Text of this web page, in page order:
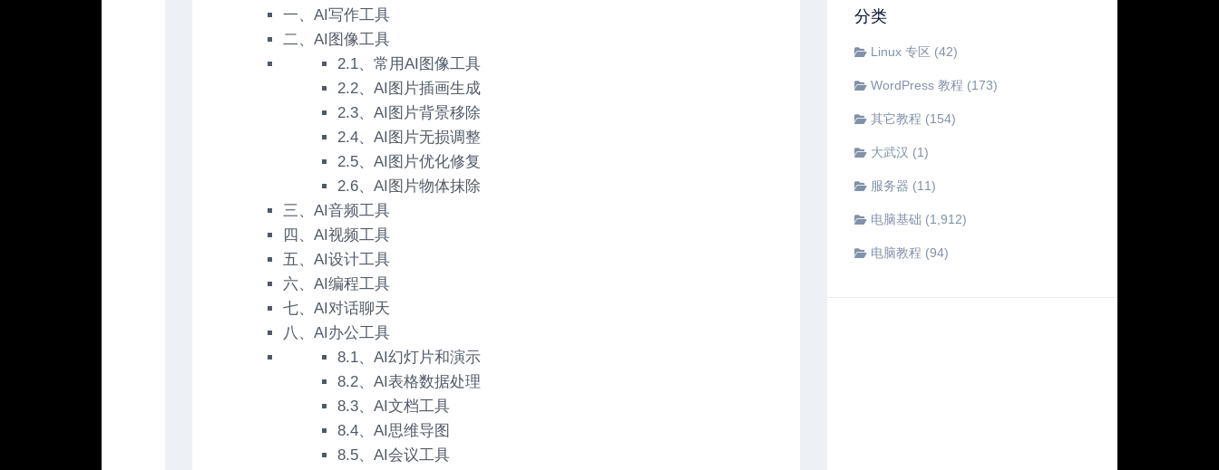
分类
Linux 专区 (42)
WordPress 教程 (173)
其它教程 (154)
大武汉 (1)
服务器 (11)
电脑基础 (1,912)
电脑教程 (94)
一、AI写作工具
二、AI图像工具
2.1、常用AI图像工具
2.2、AI图片插画生成
2.3、AI图片背景移除
2.4、AI图片无损调整
2.5、AI图片优化修复
2.6、AI图片物体抹除
三、AI音频工具
四、AI视频工具
五、AI设计工具
六、AI编程工具
七、AI对话聊天
八、AI办公工具
8.1、AI幻灯片和演示
8.2、AI表格数据处理
8.3、AI文档工具
8.4、AI思维导图
8.5、AI会议工具